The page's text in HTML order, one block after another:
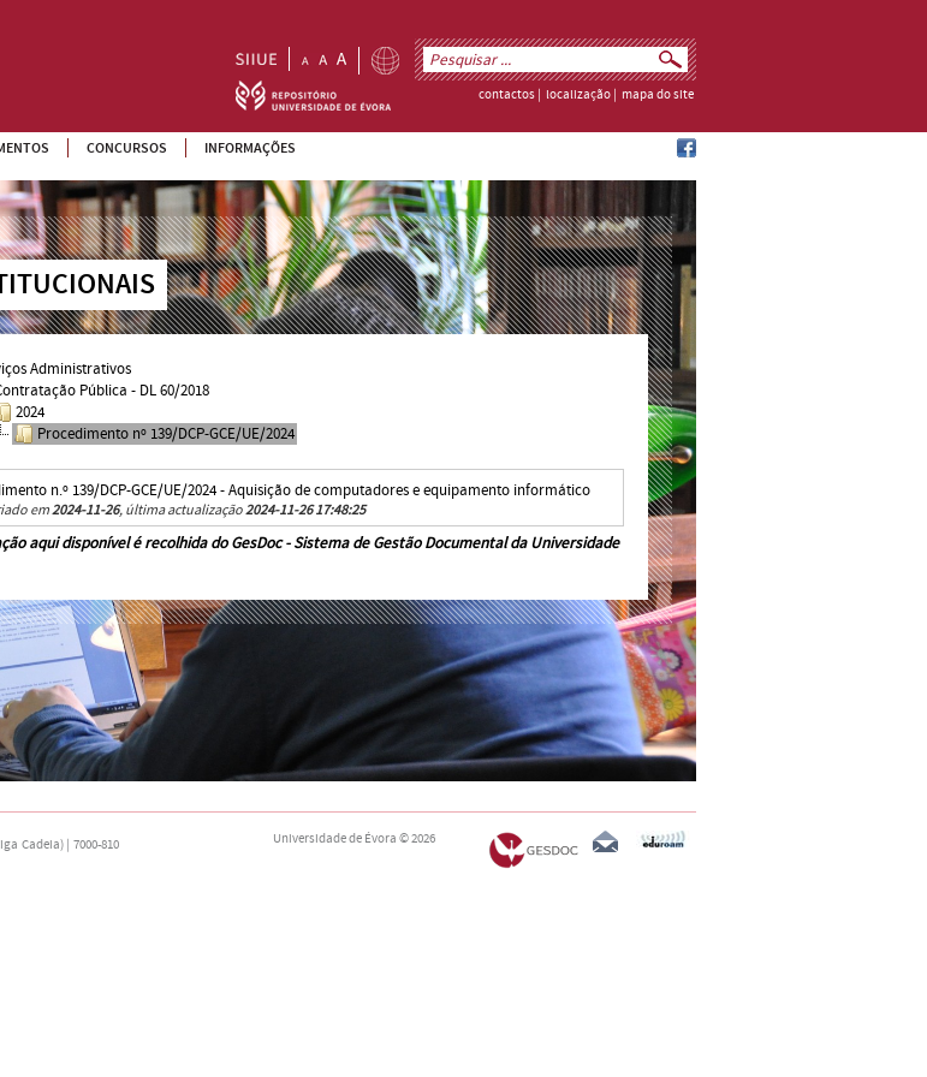
contactos localização mapa do site
CONCURSOS INFORMAÇÕES
Administrativos
Pública - DL 60/2018
2024
Procedimento nº 139/DCP-GCE/UE/2024
n.º 139/DCP-GCE/UE/2024 - Aquisição de computadores e equipamento informático
em2024-11-26, última actualização2024-11-26 17:48:25
aqui disponível é recolhida doGesDoc - Sistema de Gestão Documental da Universidade
Cadeia) | 7000-810
Universidade de Évora © 2026